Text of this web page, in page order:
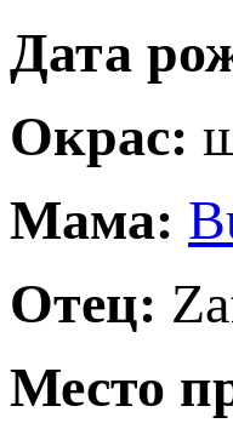
Дата
Окрас:
Мама:
Отец:
Место